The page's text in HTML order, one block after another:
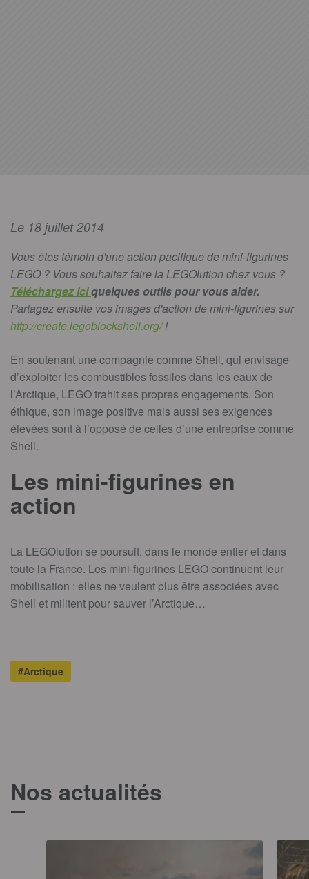
Le 18 juillet 2014
Vous êtes témoin d'une action pacifique de mini-figurines
LEGO ? Vous souhaitez faire la LEGOlution chez vous ?
Téléchargez iciquelques outils pour vous aider.
Partagez ensuite vos images d'action de mini-figurines sur
http://create.legoblockshell.org/!
En soutenant une compagnie comme Shell, qui envisage
d’exploiter les combustibles fossiles dans les eaux de
l’Arctique, LEGO trahit ses propres engagements. Son
éthique, son image positive mais aussi ses exigences
élevées sont à l’opposé de celles d’une entreprise comme
Shell.
Les mini-figurines en
action
La LEGOlution se poursuit, dans le monde entier et dans
toute la France. Les mini-figurines LEGO continuent leur
mobilisation : elles ne veulent plus être associées avec
Shell et militent pour sauver l’Arctique…
#Arctique
Nos actualités